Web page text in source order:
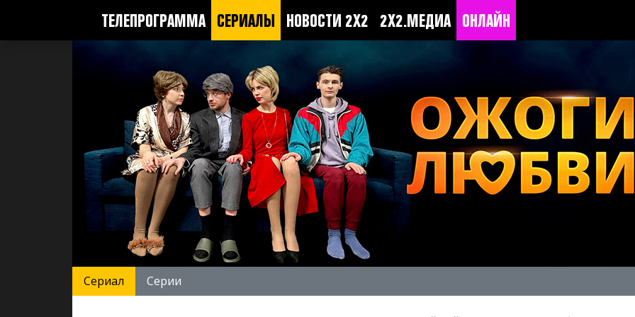
ТЕЛЕПРОГРАММА СЕРИАЛЫ НОВОСТИ 2Х2 2Х2.МЕДИА ОНЛАЙН
Сериал Серии